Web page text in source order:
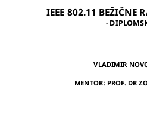
IEEE 802.11 BEŽIČNE
-
VLADIMIR
MENTOR: PROF. DR